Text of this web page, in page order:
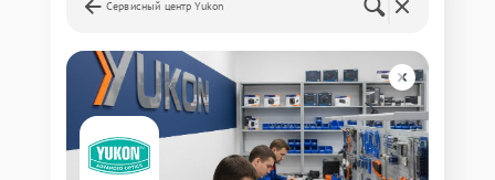
Сервисный центр Yukon